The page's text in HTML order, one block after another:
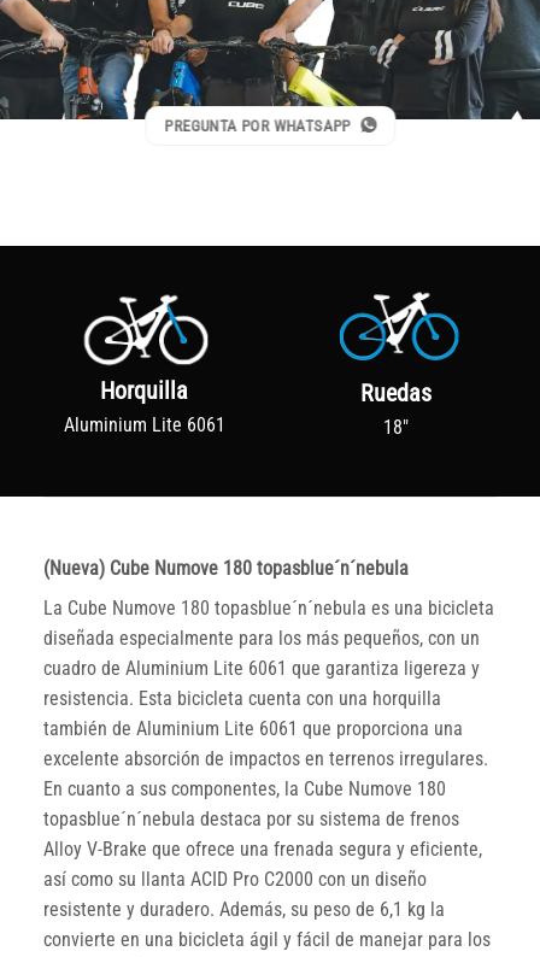
PREGUNTA POR WHATSAPP
Horquilla
Aluminium Lite 6061
Ruedas
18"
(Nueva) Cube Numove 180 topasblue´n´nebula
La Cube Numove 180 topasblue´n´nebula es una bicicleta
diseñada especialmente para los más pequeños, con un
cuadro de Aluminium Lite 6061 que garantiza ligereza y
resistencia. Esta bicicleta cuenta con una horquilla
también de Aluminium Lite 6061 que proporciona una
excelente absorción de impactos en terrenos irregulares.
En cuanto a sus componentes, la Cube Numove 180
topasblue´n´nebula destaca por su sistema de frenos
Alloy V-Brake que ofrece una frenada segura y eficiente,
así como su llanta ACID Pro C2000 con un diseño
resistente y duradero. Además, su peso de 6,1 kg la
convierte en una bicicleta ágil y fácil de manejar para los